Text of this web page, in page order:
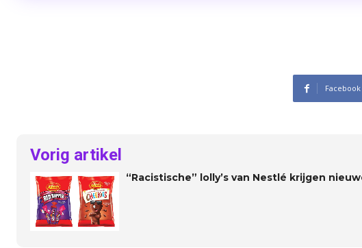
Facebook
Vorig artikel
“Racistische” lolly’s van Nestlé krijgen